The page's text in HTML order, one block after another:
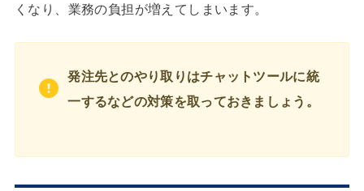
くなり、業務の負担が増えてしまいます。
発注先とのやり取りはチャットツールに統
一するなどの対策を取っておきましょう 。